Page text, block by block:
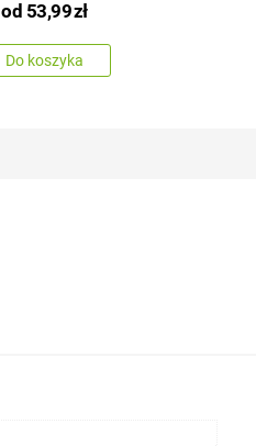
od 53,99zł
Do koszyka